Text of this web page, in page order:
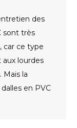
des
sont très
car ce type
lourdes
Mais la
en PVC